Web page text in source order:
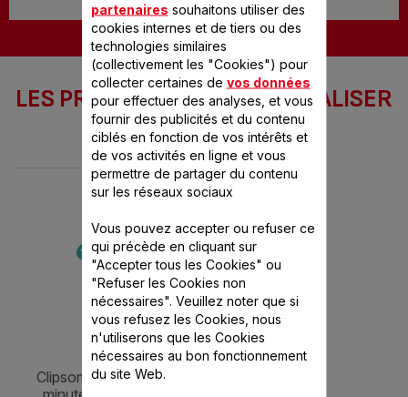
LES PRODUITS SEB POUR RÉALISER
CETTE RECETTE
clipsominut' easy bleu cocotte-
partenaires souhaitons utiliser des
cookies internes et de tiers ou des
technologies similaires
(collectivement les "Cookies") pour
collecter certaines de vos données
pour effectuer des analyses, et vous
fournir des publicités et du contenu
ciblés en fonction de vos intérêts et
de vos activités en ligne et vous
permettre de partager du contenu
sur les réseaux sociaux
Vous pouvez accepter ou refuser ce
qui précède en cliquant sur
"Accepter tous les Cookies" ou
"Refuser les Cookies non
nécessaires". Veuillez noter que si
vous refusez les Cookies, nous
n'utiliserons que les Cookies
nécessaires au bon fonctionnement
du site Web.